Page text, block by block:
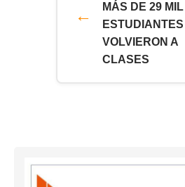
MÁS DE 29 MIL
ESTUDIANTES
VOLVIERON A
CLASES